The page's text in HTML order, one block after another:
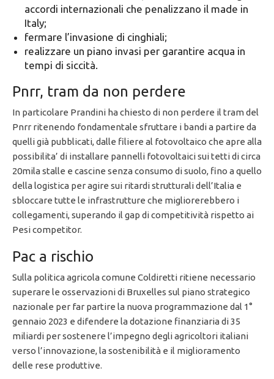
accordi internazionali che penalizzano il made in
Italy;
fermare l’invasione di cinghiali;
realizzare un piano invasi per garantire acqua in
tempi di siccità.
Pnrr, tram da non perdere
In particolare Prandini ha chiesto di non perdere il tram del
Pnrr ritenendo fondamentale sfruttare i bandi a partire da
quelli già pubblicati, dalle filiere al fotovoltaico che apre alla
possibilita’ di installare pannelli fotovoltaici sui tetti di circa
20mila stalle e cascine senza consumo di suolo, fino a quello
della logistica per agire sui ritardi strutturali dell’Italia e
sbloccare tutte le infrastrutture che migliorerebbero i
collegamenti, superando il gap di competitività rispetto ai
Pesi competitor.
Pac a rischio
Sulla politica agricola comune Coldiretti ritiene necessario
superare le osservazioni di Bruxelles sul piano strategico
nazionale per far partire la nuova programmazione dal 1°
gennaio 2023 e difendere la dotazione finanziaria di 35
miliardi per sostenere l’impegno degli agricoltori italiani
verso l’innovazione, la sostenibilità e il miglioramento
delle rese produttive.